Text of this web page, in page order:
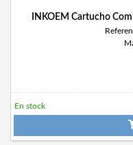
INKOEM Cartucho
En stock